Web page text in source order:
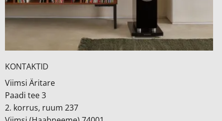
KONTAKTID
Viimsi Äritare
Paadi tee 3
2. korrus, ruum 237